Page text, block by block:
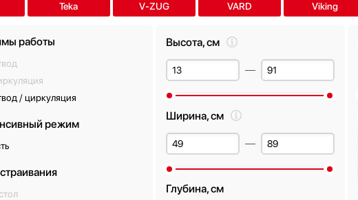
Teka V-ZUG VARD Viking
работы
/ циркуляция
режим
Высота, см
Ширина, см
Глубина, см